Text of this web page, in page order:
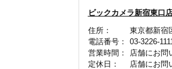
ビックカメラ新宿東口
住所：
東京都新宿
電話番号：
03-3226-
営業時間：
店舗にお問
定休日：
店舗にお問